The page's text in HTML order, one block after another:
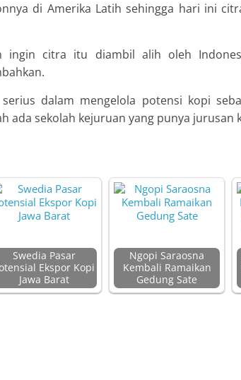
di Amerika Latih sehingga hari ini
ingin citra itu diambil alih oleh
dalam mengelola potensi kopi
ada sekolah kejuruan yang punya jurusan
Swedia Pasar
Ekspor Kopi
Jawa Barat
Ngopi Saraosna
Kembali Ramaikan
Gedung Sate